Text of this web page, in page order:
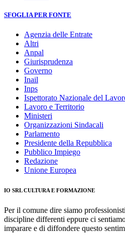
SFOGLIA PER FONTE
Agenzia delle Entrate
Altri
Anpal
Giurisprudenza
Governo
Inail
Inps
Ispettorato Nazionale del
Lavoro e Territorio
Ministeri
Organizzazioni Sindacali
Parlamento
Presidente della Repubblica
Pubblico Impiego
Redazione
Unione Europea
IO SRL CULTURA E FORMAZIONE
Per il comune dire siamo
discipline differenti eppure ci
imparare e di diffondere questo